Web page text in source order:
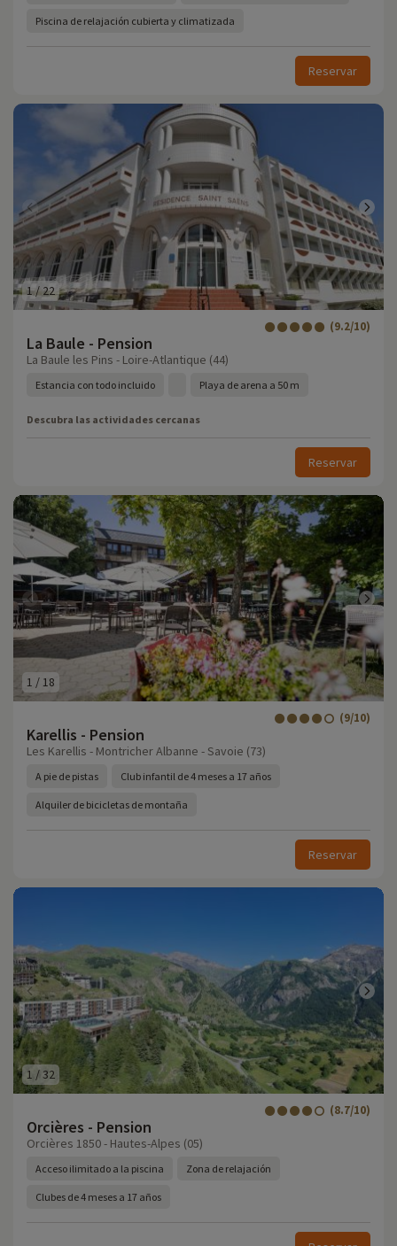
Piscina de relajación cubierta y climatizada
Reservar
1/22
La Baule - Pension
(9.2/10)
La Baule les Pins - Loire-Atlantique (44)
Estancia con todo incluido Playa de arena a 50 m
Descubra las actividades cercanas
Reservar
1 /18
Karellis - Pension
(9/10)
Les Karellis - Montricher Albanne - Savoie (73)
A pie de pistas Club infantil de 4 meses a 17 años
Alquiler de bicicletas de montaña
Reservar
1 /32
Orcières - Pension
(8.7/10)
Orcières 1850 - Hautes-Alpes (05)
Acceso ilimitado a la piscina Zona de relajación
Clubes de 4 meses a 17 años